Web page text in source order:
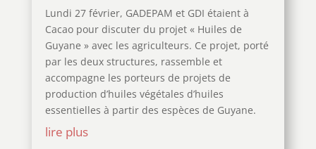
Lundi 27 février, GADEPAM et GDI étaient à
Cacao pour discuter du projet « Huiles de
Guyane » avec les agriculteurs. Ce projet, porté
par les deux structures, rassemble et
accompagne les porteurs de projets de
production d’huiles végétales d’huiles
essentielles à partir des espèces de Guyane.
lire plus